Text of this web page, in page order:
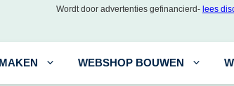
Wordt door advertenties gefinancierd- lees
WEBSHOP BOUWEN